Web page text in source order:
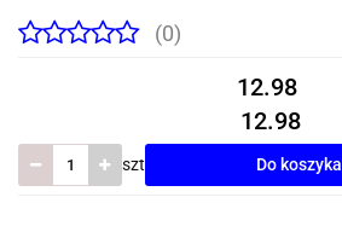
(0)
12.98
12.98
szt Do koszyka